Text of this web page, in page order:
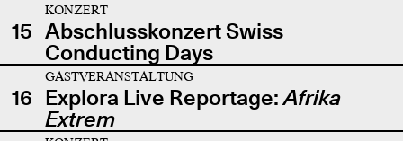
15
KONZERT
Abschlusskonzert Swiss
Conducting Days
16
GASTVERANSTALTUNG
Explora Live Reportage:Afrika
Extrem